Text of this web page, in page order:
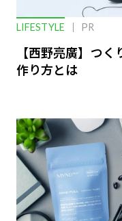
LIFESTYLE PR
【西野亮廣】つ
作り方とは